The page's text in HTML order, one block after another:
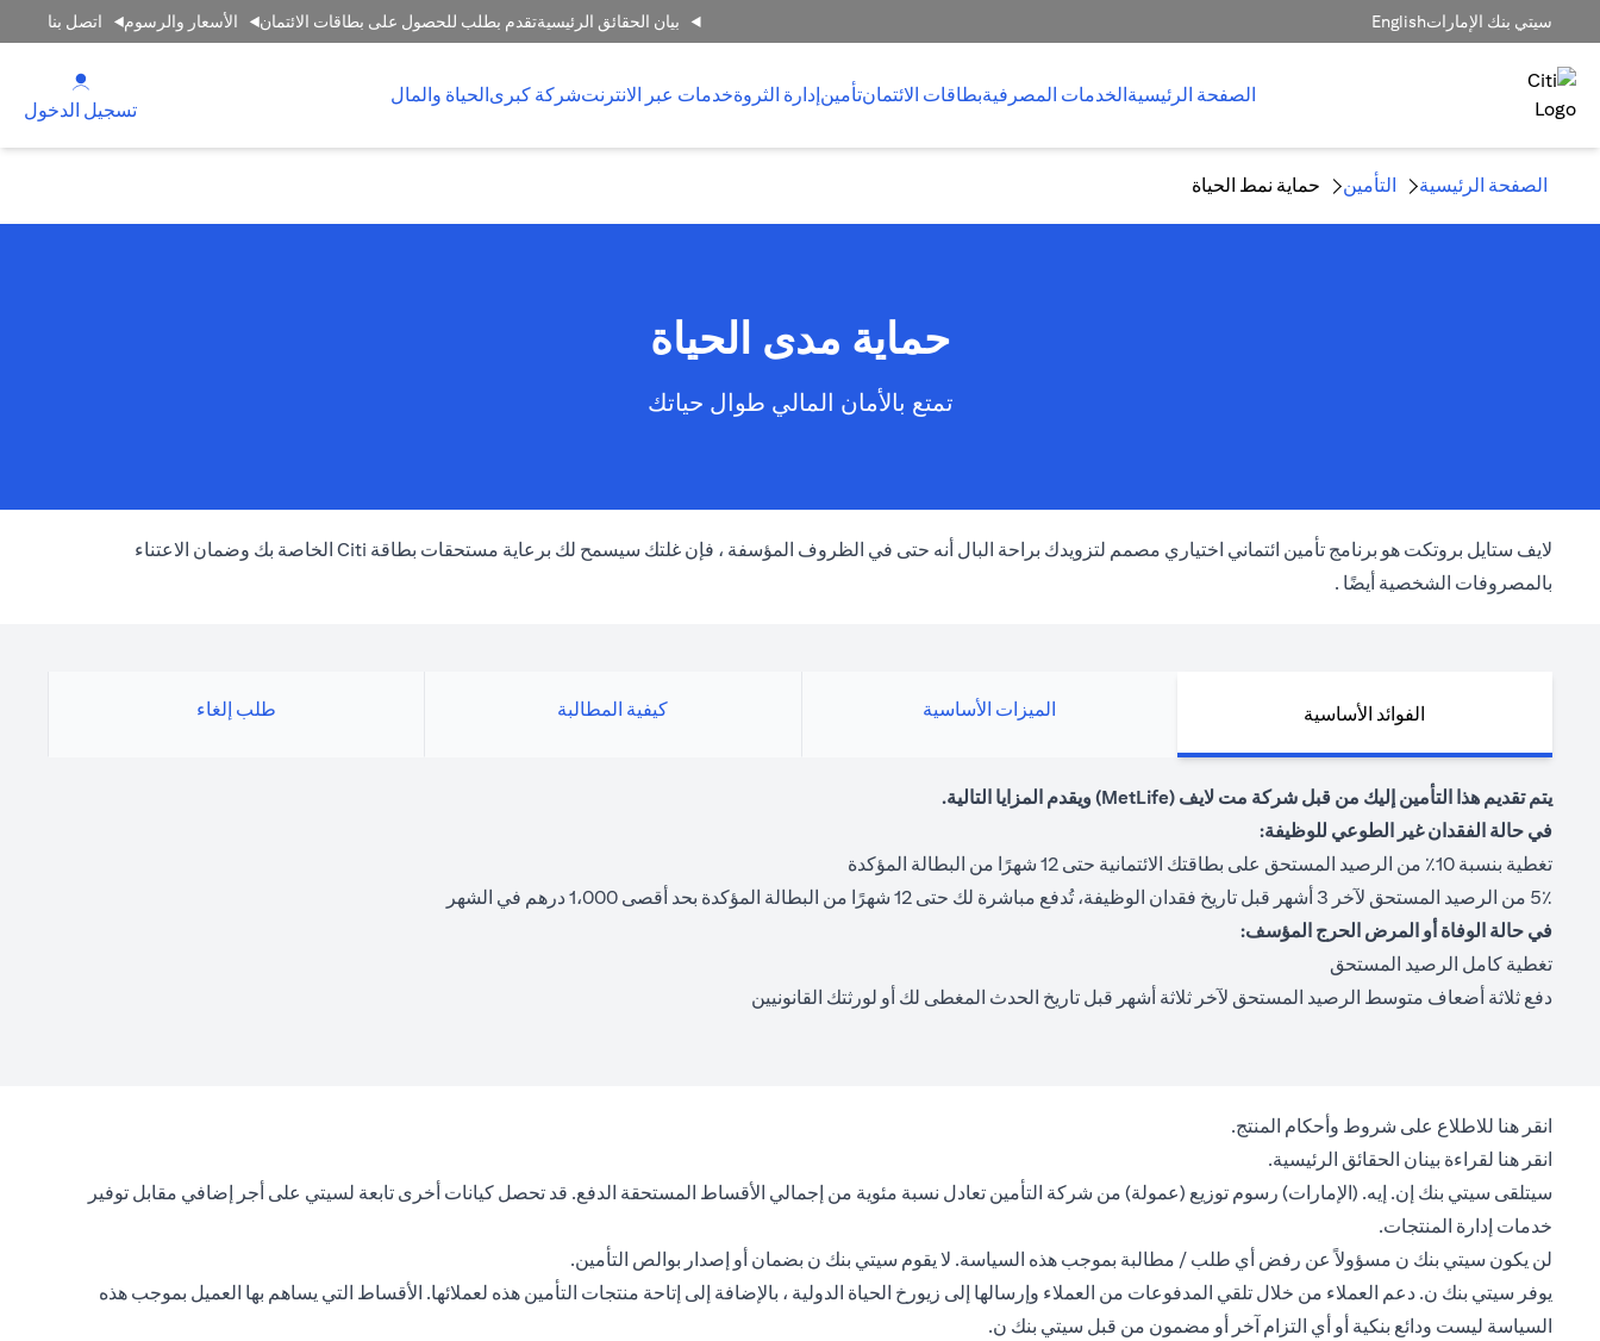
سيتي بنك الإماراتEnglish بيان الحقائق الرئيسيةتقدم بطلب للحصول على بطاقات الائتمان الأسعار والرسوم اتصل بنا
الصفحة الرئيسيةالخدمات المصرفيةبطاقات الائتمانتأمينإدارة الثروةخدمات عبر الانترنتشركة كبرىالحياة والمال
تسجيل الدخول
الصفحة الرئيسية التأمين حماية نمط الحياة
حماية مدى الحياة
تمتع بالأمان المالي طوال حياتك
لايف ستايل بروتكت هو برنامج تأمين ائتماني اختياري مصمم لتزويدك براحة البال أنه حتى في الظروف المؤسفة ، فإن غلتك سيسمح لك برعاية مستحقات بطاقة Citi الخاصة بك وضمان الاعتناء
بالمصروفات الشخصية أيضًا .
الفوائد الأساسية الميزات الأساسية كيفية المطالبة طلب إلغاء
يتم تقديم هذا التأمين إليك من قبل شركة مت لايف (MetLife) ويقدم المزايا التالية.
في حالة الفقدان غير الطوعي للوظيفة:
تغطية بنسبة 10٪ من الرصيد المستحق على بطاقتك الائتمانية حتى 12 شهرًا من البطالة المؤكدة
5٪ من الرصيد المستحق لآخر 3 أشهر قبل تاريخ فقدان الوظيفة، تُدفع مباشرة لك حتى 12 شهرًا من البطالة المؤكدة بحد أقصى 1،000 درهم في الشهر
في حالة الوفاة أو المرض الحرج المؤسف:
تغطية كامل الرصيد المستحق
دفع ثلاثة أضعاف متوسط الرصيد المستحق لآخر ثلاثة أشهر قبل تاريخ الحدث المغطى لك أو لورثتك القانونيين
انقر هنا للاطلاع على شروط وأحكام المنتج.
انقر هنا لقراءة بينان الحقائق الرئيسية.
سيتلقى سيتي بنك إن. إيه. (الإمارات) رسوم توزيع (عمولة) من شركة التأمين تعادل نسبة مئوية من إجمالي الأقساط المستحقة الدفع. قد تحصل كيانات أخرى تابعة لسيتي على أجر إضافي مقابل توفير
خدمات إدارة المنتجات.
لن يكون سيتي بنك ن مسؤولاً عن رفض أي طلب / مطالبة بموجب هذه السياسة. لا يقوم سيتي بنك ن بضمان أو إصدار بوالص التأمين.
يوفر سيتي بنك ن. دعم العملاء من خلال تلقي المدفوعات من العملاء وإرسالها إلى زيورخ الحياة الدولية ، بالإضافة إلى إتاحة منتجات التأمين هذه لعملائها. الأقساط التي يساهم بها العميل بموجب هذه
السياسة ليست ودائع بنكية أو أي التزام آخر أو مضمون من قبل سيتي بنك ن.